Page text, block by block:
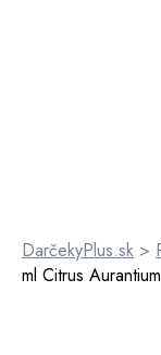
DarčekyPlus.sk >
ml Citrus